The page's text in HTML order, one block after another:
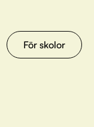
För skolor